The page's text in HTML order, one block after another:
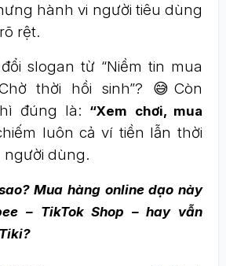
hành vi người tiêu dùng
rệt.
slogan từ “Niềm tin mua
thời hồi sinh”? 😅Còn
đúng là:
“Xem chơi, mua
luôn cả ví tiền lẫn thời
người dùng.
Mua hàng online dạo này
– TikTok Shop – hay vẫn